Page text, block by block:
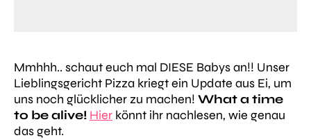
Mmhhh.. schaut euch mal DIESE Babys an!! Unser
Lieblingsgericht Pizza kriegt ein Update aus Ei, um
uns noch glücklicher zu machen! What a time
to be alive! Hier könnt ihr nachlesen, wie genau
das geht.